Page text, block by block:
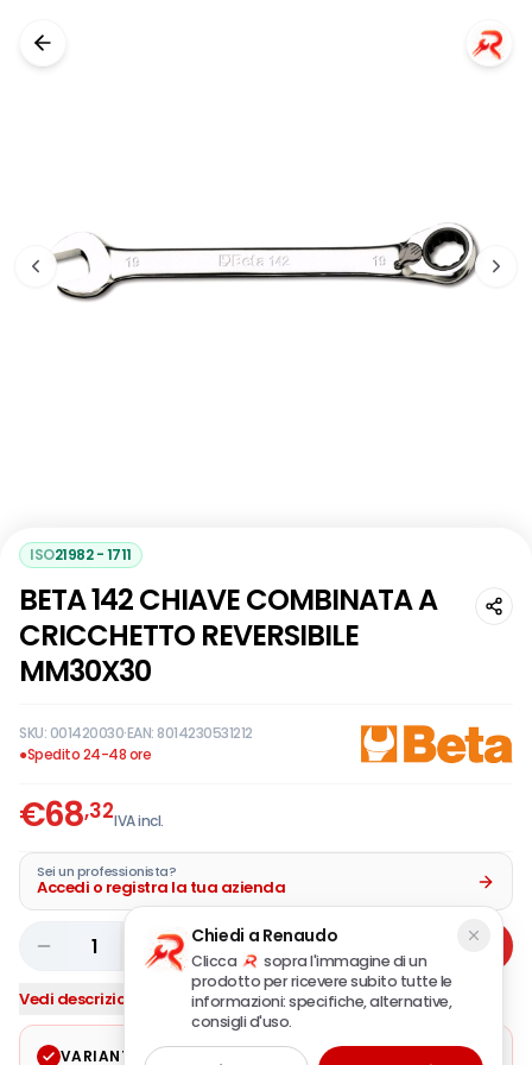
ISO21982 - 1711
BETA 142 CHIAVE COMBINATA A
CRICCHETTO REVERSIBILE
MM30X30
SKU:001420030·EAN: 8014230531212
●Spedito 24-48 ore
€68,32IVA incl.
Sei un professionista?
Accedi o registra la tua azienda
1 Aggiungi
Vedi descrizione completa
VARIANTE SELEZIONATA Modifica
Chiedi a Renaudo
Clicca
sopra l'immagine di un
prodotto per ricevere subito tutte le
informazioni: specifiche, alternative,
consigli d'uso.